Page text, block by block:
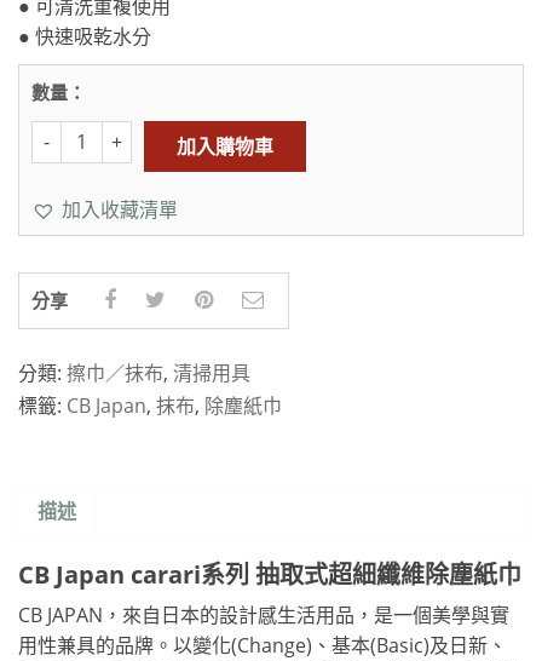
● 可清洗重複使用
● 快速吸乾水分
數量：
加入購物車
加入收藏清單
分享
分類: 擦巾／抹布, 清掃用具
標籤: CB Japan, 抹布, 除塵紙巾
描述
CB Japan carari系列 抽取式超細纖維除塵紙巾
CB JAPAN，來自日本的設計感生活用品，是一個美學與實
用性兼具的品牌。以變化(Change)、基本(Basic)及日新、